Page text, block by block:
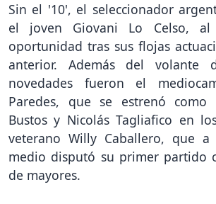
Sin el '10', el seleccionador
el joven Giovani Lo Celso,
oportunidad tras sus flojas
anterior. Además del volante
novedades fueron el
Paredes, que se estrenó como
Bustos y Nicolás Tagliafico en
veterano Willy Caballero, que
medio disputó su primer partido
de mayores.